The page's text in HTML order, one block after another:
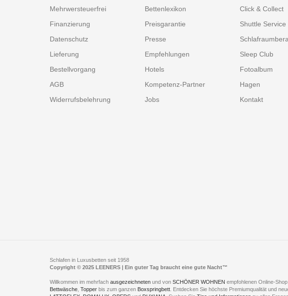
Mehrwersteuerfrei
Finanzierung
Datenschutz
Lieferung
Bestellvorgang
AGB
Widerrufsbelehrung
Bettenlexikon
Preisgarantie
Presse
Empfehlungen
Hotels
Kompetenz-Partner
Jobs
Click & Collect
Shuttle Service
Sleep Club
Fotoalbum
Hagen
Kontakt
Schlafen in Luxusbetten seit 1958
Copyright © 2025 LEENERS | Ein guter Tag braucht eine gute Nacht™
Willkommen im mehrfach ausgezeichneten und von SCHÖNER WOHNEN empfohlenen Online-
Bettwäsche Topper bis zum ganzen Boxspringbett . Entdecken Sie höchste Premiumqualität und